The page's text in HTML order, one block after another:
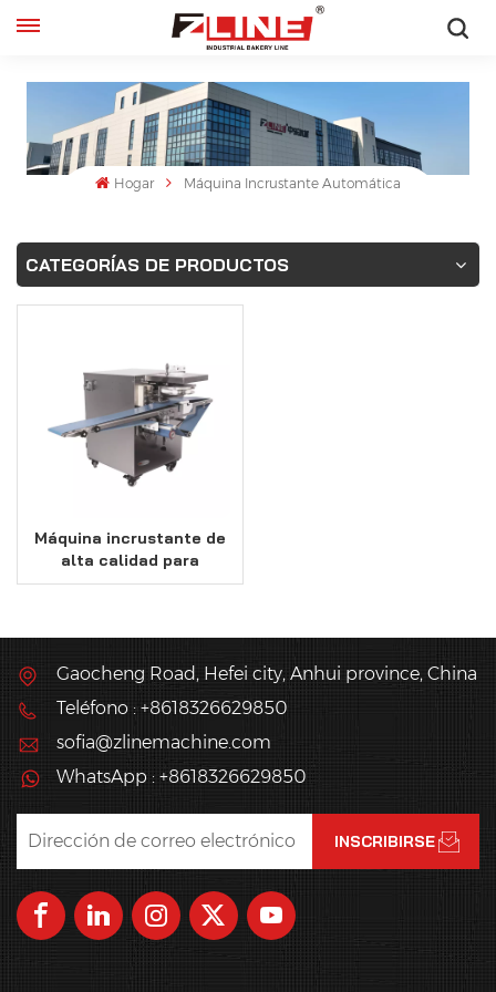
français
español
Hogar Máquina Incrustante Automática
CATEGORÍAS DE PRODUCTOS
Máquina incrustante de
alta calidad para
galletas de mantequilla
Gaocheng Road, Hefei city, Anhui province, China
Teléfono : +8618326629850
sofia@zlinemachine.com
WhatsApp : +8618326629850